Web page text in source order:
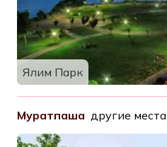
Ялим Парк
Муратпаша другие места